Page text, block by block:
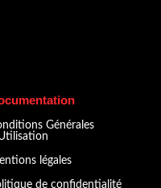
Générales
légales
de confidentialité